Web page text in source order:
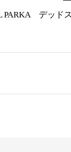
PARKA デッ